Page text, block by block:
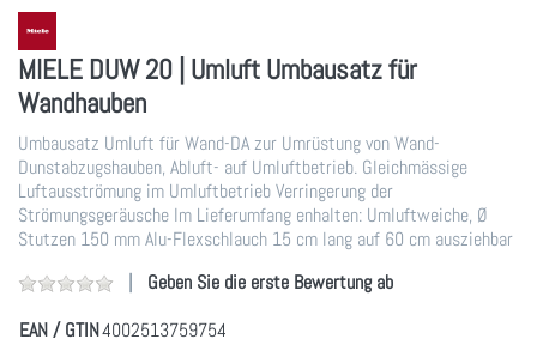
MIELE DUW 20 | Umluft Umbausatz für
Wandhauben
Umbausatz Umluft für Wand-DA zur Umrüstung von Wand-
Dunstabzugshauben, Abluft- auf Umluftbetrieb. Gleichmässige
Luftausströmung im Umluftbetrieb Verringerung der
Strömungsgeräusche Im Lieferumfang enhalten: Umluftweiche, Ø
Stutzen 150 mm Alu-Flexschlauch 15 cm lang auf 60 cm ausziehbar
Geben Sie die erste Bewertung ab
EAN / GTIN4002513759754